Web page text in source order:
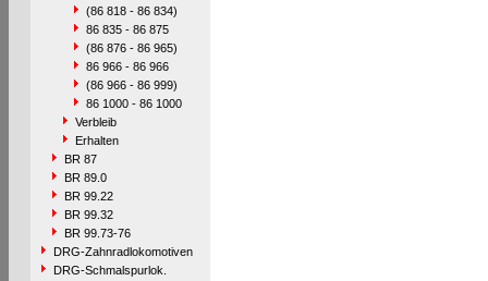
(86 818 - 86 834)
86 835 - 86 875
(86 876 - 86 965)
86 966 - 86 966
(86 966 - 86 999)
86 1000 - 86 1000
Verbleib
Erhalten
BR 87
BR 89.0
BR 99.22
BR 99.32
BR 99.73-76
DRG-Zahnradlokomotiven
DRG-Schmalspurlok.